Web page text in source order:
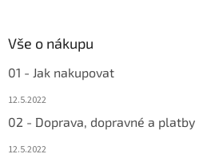
Vše o nákupu
01 - Jak nakupovat
12.5.2022
02 - Doprava, dopravné a platby
12.5.2022